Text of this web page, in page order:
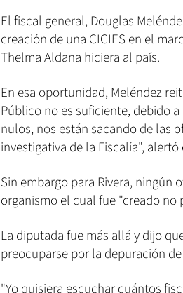
El fiscal general, Douglas
creación de una CICIES en el
Thelma Aldana hiciera al país.
En esa oportunidad, Meléndez
Público no es suficiente, debido
nulos, nos están sacando de las
investigativa de la Fiscalía",
Sin embargo para Rivera, ningún
organismo el cual fue "creado
La diputada fue más allá y dijo
preocuparse por la depuración
"Yo quisiera escuchar cuántos